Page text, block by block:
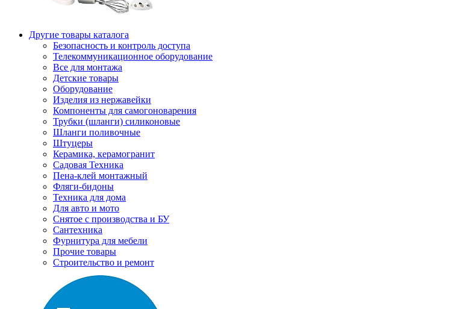
Другие товары каталога
Безопасность и контроль доступа
Телекоммуникационное оборудование
Все для монтажа
Детские товары
Оборудование
Изделия из нержавейки
Компоненты для самогоноварения
Трубки (шланги) силиконовые
Шланги поливочные
Штуцеры
Керамика, керамогранит
Садовая Техника
Пена-клей монтажный
Фляги-бидоны
Техника для дома
Для авто и мото
Снятое с производства и БУ
Сантехника
Фурнитура для мебели
Прочие товары
Строительство и ремонт